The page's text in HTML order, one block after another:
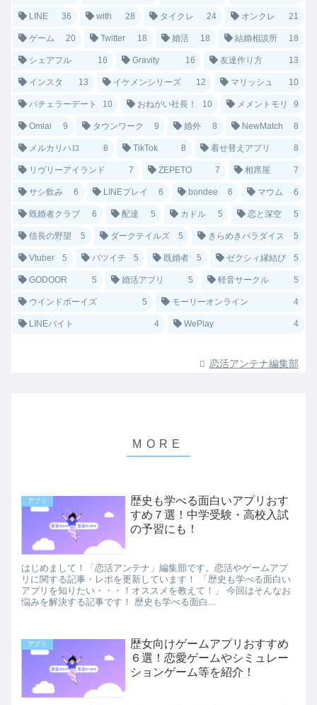
LINE 36 with 28 タイクレ 24 オンクレ 21
ゲーム 20 Twitter 18 婚活 18 結婚相談所 18
シェアフル 16 Gravity 16 友達作り方 13
インスタ 13 イケメンシリーズ 12 マリッシュ 10
バチェラーデート 10 おねがい社長！ 10 メメントモリ 9
Omiai 9 タウンワーク 9 婚外 8 NewMatch 8
メルカリハロ 8 TikTok 8 着せ替えアプリ 8
リヴリーアイランド 7 ZEPETO 7 相席屋 7
サシ飲み 6 LINEプレイ 6 bondee 6 マウム 6
既婚者クラブ 6 配達 5 カドル 5 恋と深空 5
信長の野望 5 ダークテイルズ 5 きらめきパラダイス 5
Vtuber 5 バツイチ 5 既婚者 5 ゼクシィ縁結び 5
GODOOR 5 婚活アプリ 5 軽音サークル 5
ウインドボーイズ 5 モーリーオンライン 4
LINEバイト 4 WePlay 4
恋活アンテナ編集部
アプリ
歴史も学べる面白いアプリおす
すめ７選！中学受験・高校入試
の予習にも！
はじめまして！「恋活アンテナ」編集部です。恋活やゲームアプ
リに関する記事・レポを更新しています！ 「歴史も学べる面白い
アプリを知りたい・・・！オススメを教えて！」 今回はそんなお
悩みを解決する記事です！ 歴史も学べる面白...
アプリ
歴女向けゲームアプリおすすめ
６選！恋愛ゲームやシミュレー
ションゲーム等を紹介！